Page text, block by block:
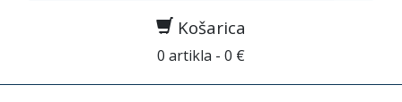
Košarica
0 artikla - 0 €